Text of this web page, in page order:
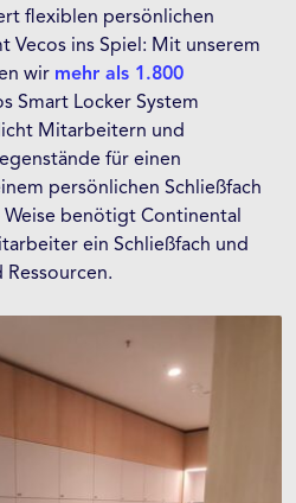
flexiblen persönlichen
Vecos ins Spiel: Mit unserem
wir mehr als 1.800
Smart Locker System
Mitarbeitern und
für einen
persönlichen Schließfach
benötigt Continental
ein Schließfach und